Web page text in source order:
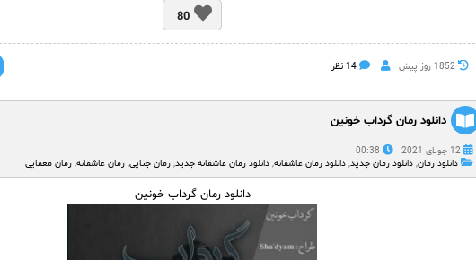
80
1852 روز پيش 14 نظر
دانلود رمان گرداب خونین
12 جولای 2021
00:38
دانلود رمان, دانلود رمان جدید, دانلود رمان عاشقانه, دانلود رمان عاشقانه جدید, رمان جنایی, رمان عاشقانه, رمان معمایی
دانلود رمان گرداب خونین